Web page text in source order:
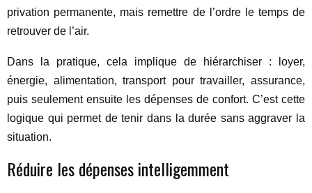
privation permanente, mais remettre de l’ordre le temps de
retrouver de l’air.
Dans la pratique, cela implique de hiérarchiser : loyer,
énergie, alimentation, transport pour travailler, assurance,
puis seulement ensuite les dépenses de confort. C’est cette
logique qui permet de tenir dans la durée sans aggraver la
situation.
Réduire les dépenses intelligemment